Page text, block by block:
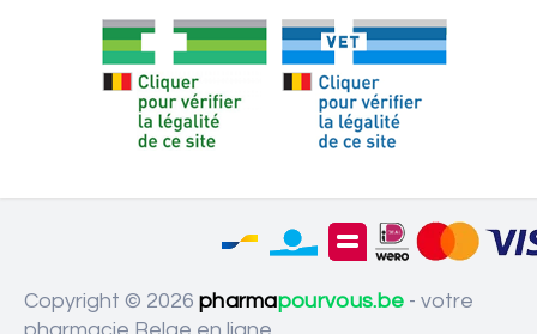
Copyright © 2026 pharmapourvous.be - votre